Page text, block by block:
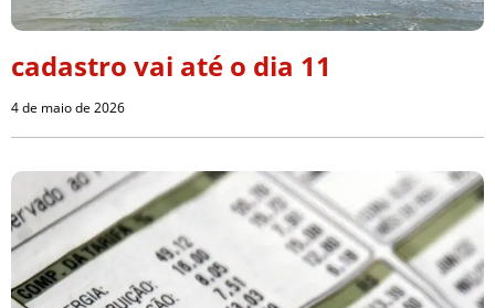
cadastro vai até o dia 11
4 de maio de 2026